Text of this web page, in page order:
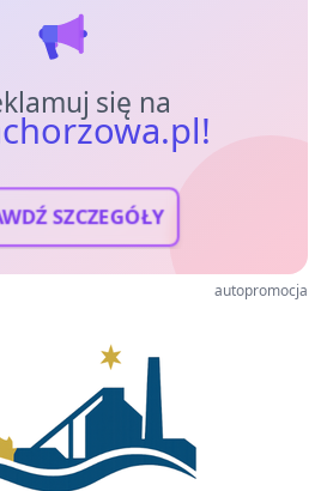
się na
SZCZEGÓŁY
autopromocja